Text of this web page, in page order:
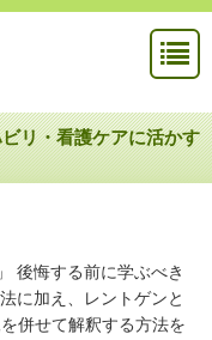
リ・看護ケアに活かす
後悔する前に学ぶべき
に加え、レントゲンと
併せて解釈する方法を